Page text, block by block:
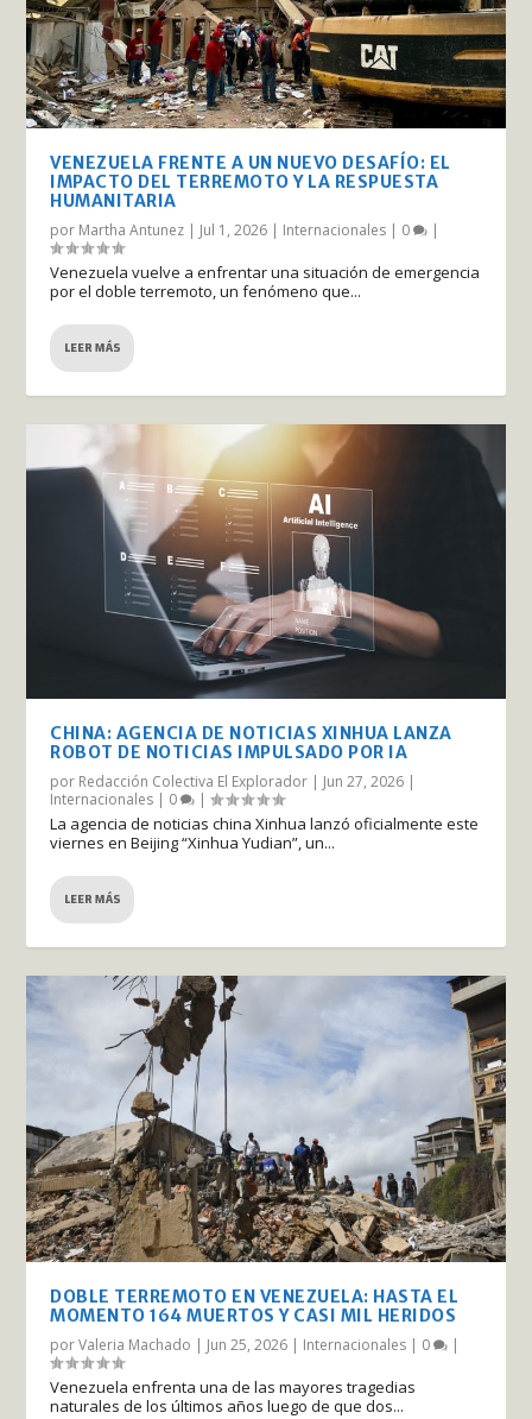
VENEZUELA FRENTE A UN NUEVO DESAFÍO: EL
IMPACTO DEL TERREMOTO Y LA RESPUESTA
HUMANITARIA
por Martha Antunez | Jul 1, 2026 | Internacionales | 0 |
Venezuela vuelve a enfrentar una situación de emergencia
por el doble terremoto, un fenómeno que...
LEER MÁS
CHINA: AGENCIA DE NOTICIAS XINHUA LANZA
ROBOT DE NOTICIAS IMPULSADO POR IA
por Redacción Colectiva El Explorador | Jun 27, 2026 |
Internacionales | 0 |
La agencia de noticias china Xinhua lanzó oficialmente este
viernes en Beijing “Xinhua Yudian”, un...
LEER MÁS
DOBLE TERREMOTO EN VENEZUELA: HASTA EL
MOMENTO 164 MUERTOS Y CASI MIL HERIDOS
porValeria Machado Jun 25, 2026 Internacionales 0
Venezuela enfrenta una de las mayores tragedias
naturales de los últimos años luego de que dos...